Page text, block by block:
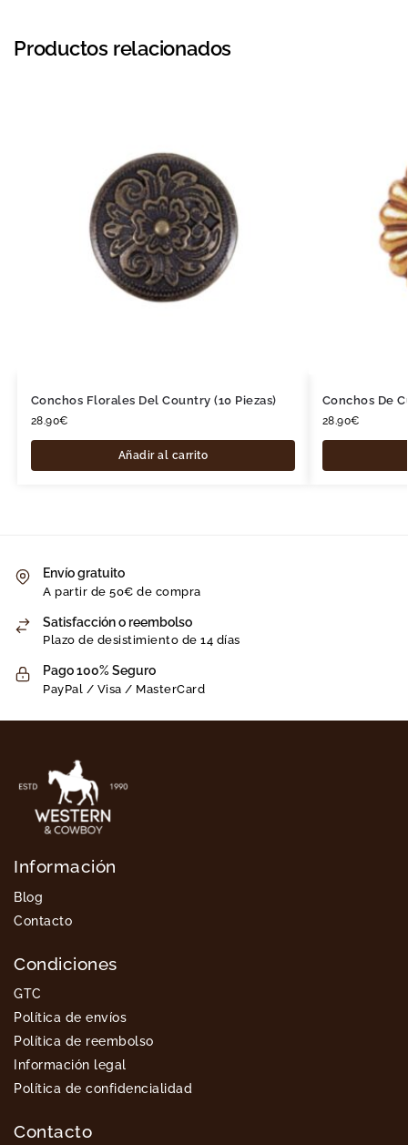
Productos relacionados
Conchos Florales Del Country (10 Piezas)
28.90€
Añadir al carrito
Conchos De
28.90€
Envío gratuito
A partir de 50€ de compra
Satisfacción o reembolso
Plazo de desistimiento de 14 días
Pago 100% Seguro
PayPal / Visa / MasterCard
Información
Blog
Contacto
Condiciones
GTC
Política de envíos
Política de reembolso
Información legal
Política de confidencialidad
Contacto